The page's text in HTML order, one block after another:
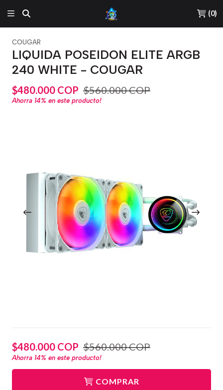
(0)
COUGAR
LIQUIDA POSEIDON ELITE ARGB
240 WHITE - COUGAR
$480.000 COP $560.000 COP
Ahorra 14% en este producto!
$480.000 COP $560.000 COP
Ahorra 14% en este producto!
COMPRAR